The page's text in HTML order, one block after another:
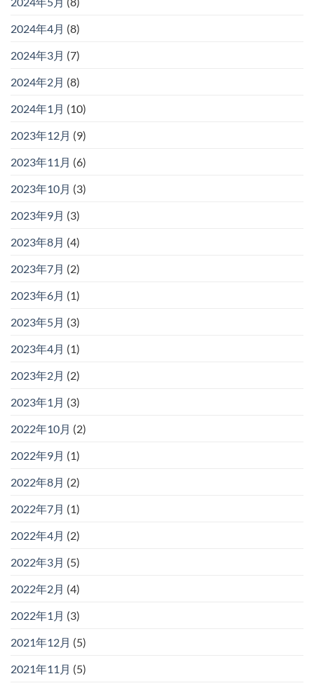
2024年4月 (8)
2024年3月 (7)
2024年2月 (8)
2024年1月 (10)
2023年12月 (9)
2023年11月 (6)
2023年10月 (3)
2023年9月 (3)
2023年8月 (4)
2023年7月 (2)
2023年6月 (1)
2023年5月 (3)
2023年4月 (1)
2023年2月 (2)
2023年1月 (3)
2022年10月 (2)
2022年9月 (1)
2022年8月 (2)
2022年7月 (1)
2022年4月 (2)
2022年3月 (5)
2022年2月 (4)
2022年1月 (3)
2021年12月 (5)
2021年11月 (5)